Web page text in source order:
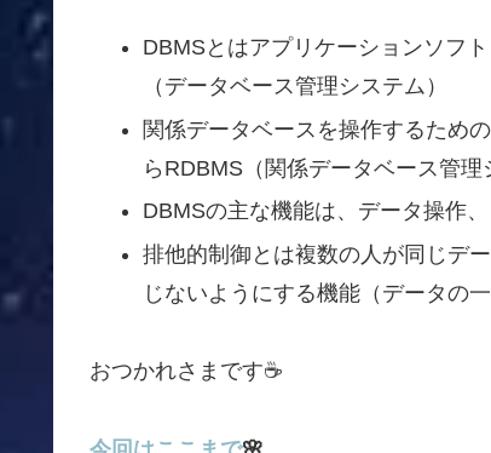
DBMSとはアプリケーションソフ
（データベース管理システム）
関係データベースを操作するため
らRDBMS（関係データベース管
DBMSの主な機能は、データ操作
排他的制御とは複数の人が同じデ
じないようにする機能（データの
おつかれさまです☕️